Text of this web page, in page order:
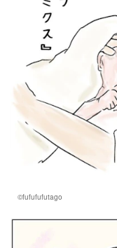
©fufufufutago